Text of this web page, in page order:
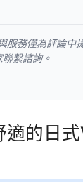
服務僅為評論中
繫諮詢。
適的日